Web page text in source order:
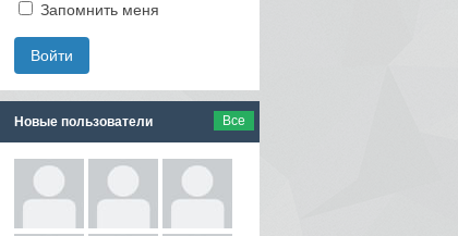
Запомнить меня
Новые пользователи Все